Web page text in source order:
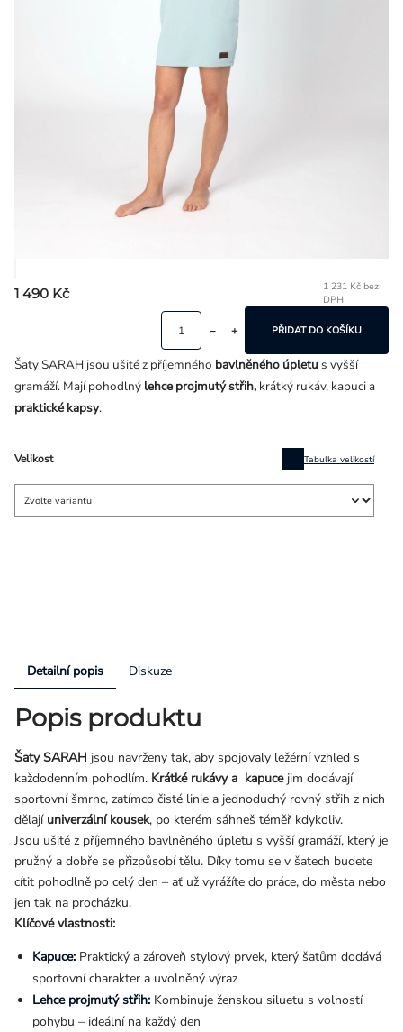
1 490 Kč
1 231 Kč bez
DPH
Velikost Tabulka velikostí
PŘIDAT DO KOŠÍKU
Šaty SARAH jsou ušité z příjemného bavlněného úpletus vyšší
gramáží. Mají pohodlný lehce projmutý střih, krátký rukáv, kapuci a
praktické kapsy.
Detailní popis Diskuze
Popis produktu
Šaty SARAH jsou navrženy tak, aby spojovaly ležérní vzhled s
každodenním pohodlím. Krátké rukávy a kapuce jim dodávají
sportovní šmrnc, zatímco čisté linie a jednoduchý rovný střih z nich
dělají univerzální kousek, po kterém sáhneš téměř kdykoliv.
Jsou ušité z příjemného bavlněného úpletu s vyšší gramáží, který je
pružný a dobře se přizpůsobí tělu. Díky tomu se v šatech budete
cítit pohodlně po celý den – ať už vyrážíte do práce, do města nebo
jen tak na procházku.
Klíčové vlastnosti:
Kapuce: Praktický a zároveň stylový prvek, který šatům dodává
sportovní charakter a uvolněný výraz
Lehce projmutý střih: Kombinuje ženskou siluetu s volností
pohybu – ideální na každý den